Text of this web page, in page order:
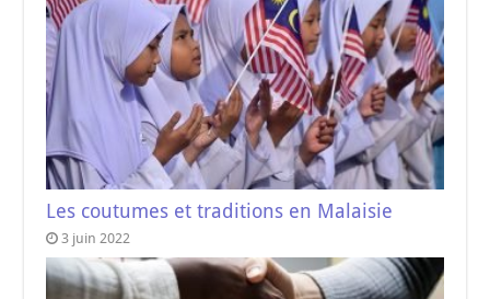
Les coutumes et traditions en Malaisie
3 juin 2022